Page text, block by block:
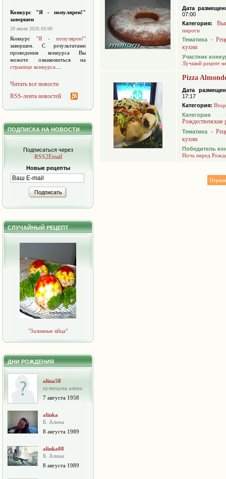
Конкурс "Я - популярен!"
завершен
20 июля 2026 03:00
Конкурс "Я - популярен!"
завершен. С результатами
проведения конкурса Вы
можете ознакомиться на
странице конкурса
Читать все новости
RSS-лента новостей
ПОДПИСКА НА НОВОСТИ
Подписаться через
RSS2Email
Новые рецепты
Подписать
СЛУЧАЙНЫЙ РЕЦЕПТ
"Заливные яйца"
ДНИ РОЖДЕНИЯ
alina58
кузнецова алина
7 августа 1958
alinka
Б. Алина
8 августа 1989
alinka08
Б. Алина
8 августа 1989
Дата
07:00
Категория:
пироги
Тематика -
кухни
Участник
Лучший рецепт
Pizza
Дата
17:17
Категория:
Категория
Рождественские
Тематика -
кухни
Победитель
Ночь перед
Первая